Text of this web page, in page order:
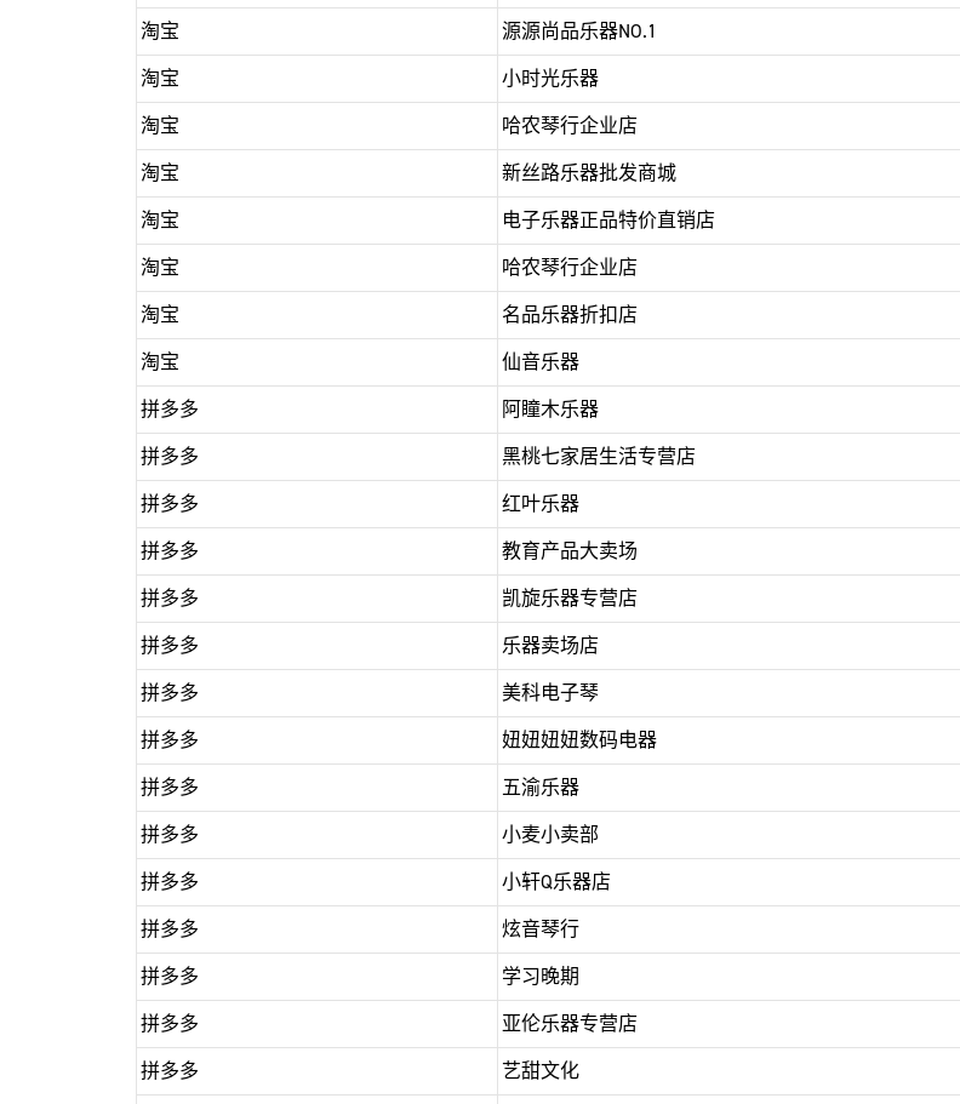
淘宝
源源尚品乐器NO.1
淘宝
小时光乐器
淘宝
哈农琴行企业店
淘宝
新丝路乐器批发商城
淘宝
电子乐器正品特价直销店
淘宝
哈农琴行企业店
淘宝
名品乐器折扣店
淘宝
仙音乐器
拼多多
阿瞳木乐器
拼多多
黑桃七家居生活专营店
拼多多
红叶乐器
拼多多
教育产品大卖场
拼多多
凯旋乐器专营店
拼多多
乐器卖场店
拼多多
美科电子琴
拼多多
妞妞妞妞数码电器
拼多多
五渝乐器
拼多多
小麦小卖部
拼多多
小轩Q乐器店
拼多多
炫音琴行
拼多多
学习晚期
拼多多
亚伦乐器专营店
拼多多
艺甜文化